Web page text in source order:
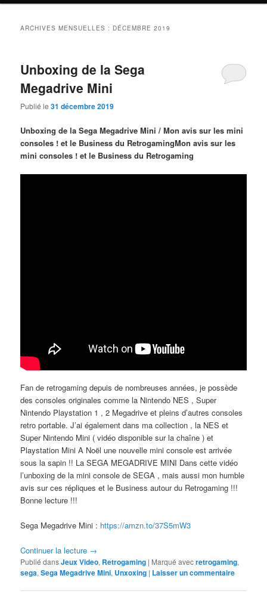
ARCHIVES MENSUELLES : DÉCEMBRE 2019
Unboxing de la Sega
Megadrive Mini
Publié le31 décembre 2019
Unboxing de la Sega Megadrive Mini / Mon avis sur les mini
consoles ! et le Business du RetrogamingMon avis sur les
mini consoles ! et le Business du Retrogaming
Fan de retrogaming depuis de nombreuses années, je possède
des consoles originales comme la Nintendo NES , Super
Nintendo Playstation 1 , 2 Megadrive et pleins d’autres consoles
retro portable. J’ai également dans ma collection , la NES et
Super Nintendo Mini ( vidéo disponible sur la chaîne ) et
Playstation Mini A Noël une nouvelle mini console est arrivée
sous la sapin !! La SEGA MEGADRIVE MINI Dans cette vidéo
l’unboxing de la mini console de SEGA , mais aussi mon humble
avis sur ces répliques et le Business autour du Retrogaming !!!
Bonne lecture !!!
Sega Megadrive Mini : https://amzn.to/37S5mW3
Continuer la lecture →
Publié dansJeux Video, Retrogaming | Marqué avecretrogaming,
sega,Sega Megadrive Mini, Unxoxing | Laisser un commentaire